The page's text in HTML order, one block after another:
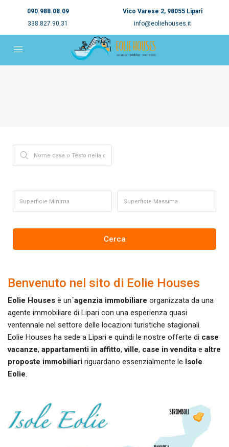
090.988.08.09
338.827.90.31
Vico Varese 2, 98055 Lipari
info@eoliehouses.it
Cerca
Benvenuto nel sito di Eolie Houses
Eolie Houses è un´agenzia immobiliare organizzata da una
agente immobiliare di Lipari con una esperienza quasi
ventennale nel settore delle locazioni turistiche stagionali.
Eolie Houses ha sede a Lipari e quindi le nostre offerte di case
vacanze, appartamenti in affitto,ville, case in vendita e altre
proposte immobiliari riguardano essenzialmente le Isole
Eolie.